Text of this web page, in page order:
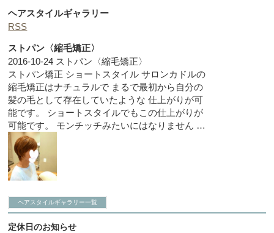
ヘアスタイルギャラリー
RSS
ストパン〈縮毛矯正〉
2016-10-24 ストパン〈縮毛矯正〉
ストパン矯正 ショートスタイル サロンカドルの
縮毛矯正はナチュラルで まるで最初から自分の
髪の毛として存在していたような 仕上がりが可
能です。 ショートスタイルでもこの仕上がりが
可能です。 モンチッチみたいにはなりません …
ヘアスタイルギャラリー一覧
定休日のお知らせ